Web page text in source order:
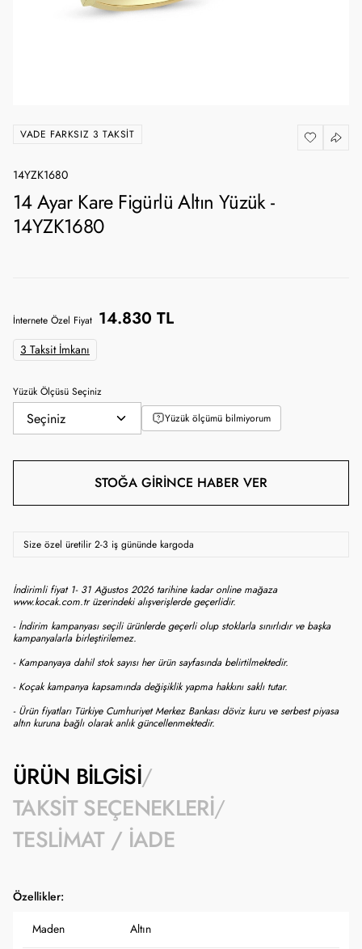
VADE FARKSIZ 3 TAKSIT
14YZK1680
14 Ayar Kare Figürlü Altın Yüzük -
14YZK1680
İnternete Özel Fiyat 14.830 TL
3 Taksit İmkanı
Yüzük Ölçüsü Seçiniz
Yüzük ölçümü bilmiyorum
STOĞA GIRINCE HABER VER
Size özel üretilir 2-3 iş gününde kargoda
İndirimli fiyat 1- 31 Ağustos 2026 tarihine kadar online mağaza
www.kocak.com.tr üzerindeki alışverişlerde geçerlidir.
- İndirim kampanyası seçili ürünlerde geçerli olup stoklarla sınırlıdır ve başka
kampanyalarla birleştirilemez.
- Kampanyaya dahil stok sayısı her ürün sayfasında belirtilmektedir.
- Koçak kampanya kapsamında değişiklik yapma hakkını saklı tutar.
- Ürün fiyatları Türkiye Cumhuriyet Merkez Bankası döviz kuru ve serbest piyasa
altın kuruna bağlı olarak anlık güncellenmektedir.
ÜRÜN BILGISI
TAKSIT SEÇENEKLERI
TESLIMAT / İADE
Özellikler:
Maden Altın